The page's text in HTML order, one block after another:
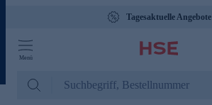
Tagesaktuelle Angebote
Menü